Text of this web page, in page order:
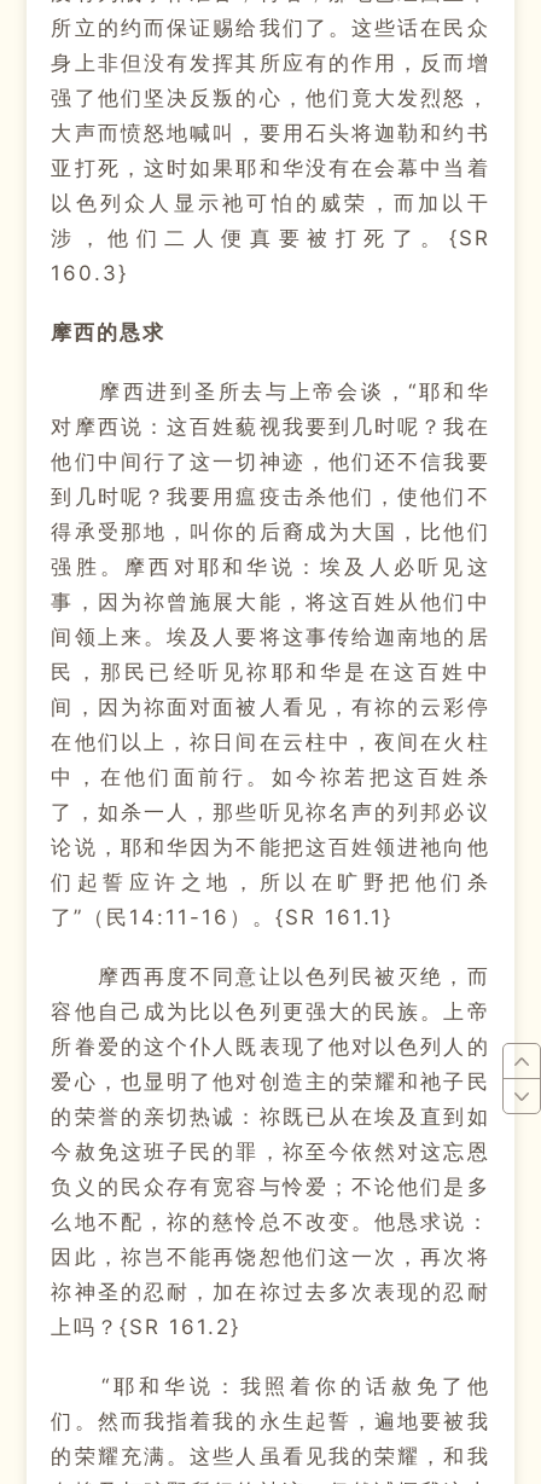
所立的约而保证赐给我们了。这些话在民众
身上非但没有发挥其所应有的作用，反而增
强了他们坚决反叛的心，他们竟大发烈怒，
大声而愤怒地喊叫，要用石头将迦勒和约书
亚打死，这时如果耶和华没有在会幕中当着
以色列众人显示祂可怕的威荣，而加以干
涉，他们二人便真要被打死了。{SR
160.3}
摩西的恳求
摩西进到圣所去与上帝会谈，“耶和华
对摩西说：这百姓藐视我要到几时呢？我在
他们中间行了这一切神迹，他们还不信我要
到几时呢？我要用瘟疫击杀他们，使他们不
得承受那地，叫你的后裔成为大国，比他们
强胜。摩西对耶和华说：埃及人必听见这
事，因为祢曾施展大能，将这百姓从他们中
间领上来。埃及人要将这事传给迦南地的居
民，那民已经听见祢耶和华是在这百姓中
间，因为祢面对面被人看见，有祢的云彩停
在他们以上，祢日间在云柱中，夜间在火柱
中，在他们面前行。如今祢若把这百姓杀
了，如杀一人，那些听见祢名声的列邦必议
论说，耶和华因为不能把这百姓领进祂向他
们起誓应许之地，所以在旷野把他们杀
了”（民14:11-16）。{SR 161.1}
摩西再度不同意让以色列民被灭绝，而
容他自己成为比以色列更强大的民族。上帝
所眷爱的这个仆人既表现了他对以色列人的
爱心，也显明了他对创造主的荣耀和祂子民
的荣誉的亲切热诚：祢既已从在埃及直到如
今赦免这班子民的罪，祢至今依然对这忘恩
负义的民众存有宽容与怜爱；不论他们是多
么地不配，祢的慈怜总不改变。他恳求说：
因此，祢岂不能再饶恕他们这一次，再次将
祢神圣的忍耐，加在祢过去多次表现的忍耐
上吗？{SR 161.2}
“耶和华说：我照着你的话赦免了他
们。然而我指着我的永生起誓，遍地要被我
的荣耀充满。这些人虽看见我的荣耀，和我